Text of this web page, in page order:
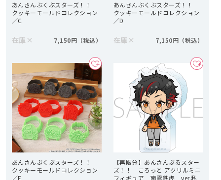
あんさんぶくぶスターズ！！
クッキーモールドコレクション
／C
在庫 × 7,150円
あんさんぶくぶスターズ！！
クッキーモールドコレクション
／D
在庫 × 7,150円
あんさんぶくぶスターズ！！
クッキーモールドコレクション
／E
【再販分】あんさんぶるスター
ズ！！ ころっと アクリルミニ
フィギュア 南雲鉄虎 ver.私